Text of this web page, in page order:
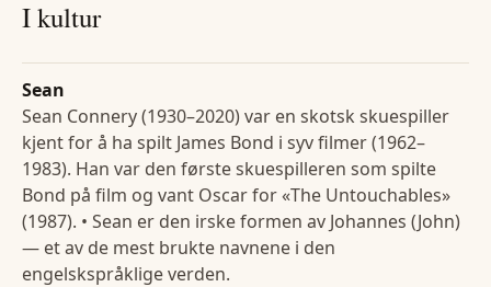
I kultur
Sean
Sean Connery (1930–2020) var en skotsk skuespiller
kjent for å ha spilt James Bond i syv filmer (1962–
1983). Han var den første skuespilleren som spilte
Bond på film og vant Oscar for «The Untouchables»
(1987). • Sean er den irske formen av Johannes (John)
— et av de mest brukte navnene i den
engelskspråklige verden.